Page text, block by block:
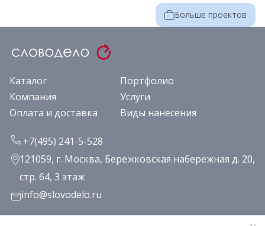
Больше проектов
Каталог
Портфолио
Компания
Услуги
Оплата и доставка
Виды нанесения
+7(495) 241-5-528
121059, г. Москва, Бережковская набережная д. 20,
стр. 64, 3 этаж
info@slovodelo.ru